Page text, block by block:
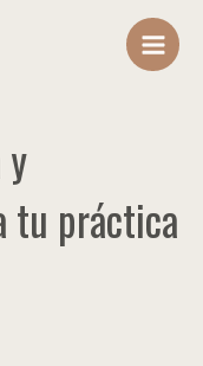
Main
tu práctica